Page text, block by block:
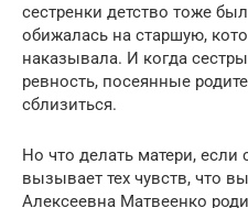
сестренки детство тоже
обижалась на старшую,
наказывала. И когда
ревность, посеянные
сблизиться.
Но что делать матери, если
вызывает тех чувств, что
Алексеевна Матвеенко